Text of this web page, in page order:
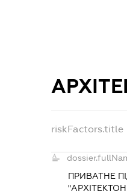
riskFactors.title
ПРИВАТНЕ